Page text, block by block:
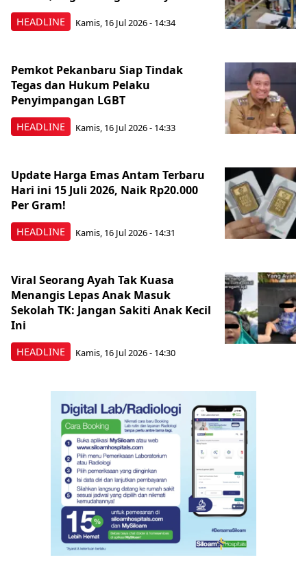
HEADLINE Kamis, 16 Jul 2026 - 14:34
HEADLINE
Pemkot Pekanbaru Siap Tindak
Tegas dan Hukum Pelaku
Penyimpangan LGBT
Kamis, 16 Jul 2026 - 14:33
HEADLINE
Update Harga Emas Antam Terbaru
Hari ini 15 Juli 2026, Naik Rp20.000
Per Gram!
Kamis, 16 Jul 2026 - 14:31
HEADLINE
Viral Seorang Ayah Tak Kuasa
Menangis Lepas Anak Masuk
Sekolah TK: Jangan Sakiti Anak Kecil
Ini
Kamis, 16 Jul 2026 - 14:30